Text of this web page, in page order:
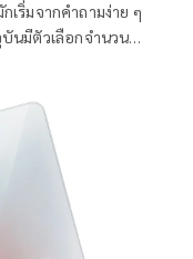
เริ่มจากคำถามง่าย ๆ
นมีตัวเลือกจำนวน